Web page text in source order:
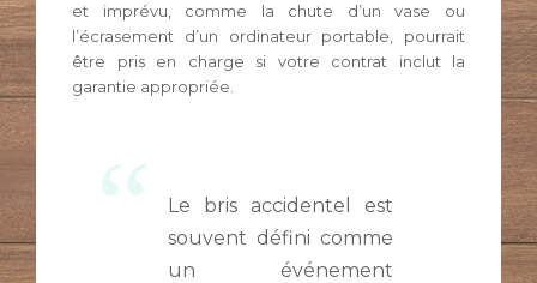
et imprévu, comme la chute d’un vase ou
l’écrasement d’un ordinateur portable, pourrait
être pris en charge si votre contrat inclut la
garantie appropriée.
Le bris accidentel est
souvent défini comme
un événement